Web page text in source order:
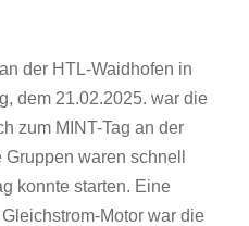
der HTL-Waidhofen in
dem 21.02.2025. war die
zum MINT-Tag an der
waren schnell
konnte starten. Eine
Motor war die